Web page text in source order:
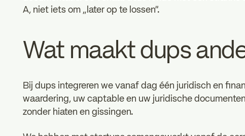
A, niet iets om „later op te lossen”.
Wat maakt dups
Bij dups integreren we vanaf dag één juridisch en
waardering, uw captable en uw juridische
zonder hiaten en gissingen.